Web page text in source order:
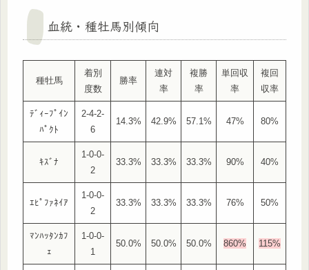
血統・種牡馬別傾向
種牡馬
着別
度数
勝率
連対
率
複勝
率
単回収
率
複回
収率
ﾃﾞｨｰﾌﾟｲﾝ
ﾊﾟｸﾄ
2-4-2-
6
14.3% 42.9% 57.1% 47% 80%
ｷｽﾞﾅ
1-0-0-
2
33.3% 33.3% 33.3% 90% 40%
ｴﾋﾟﾌｧﾈｲｱ
1-0-0-
2
33.3% 33.3% 33.3% 76% 50%
ﾏﾝﾊｯﾀﾝｶﾌ
ｪ
1-0-0-
1
50.0% 50.0% 50.0% 860% 115%